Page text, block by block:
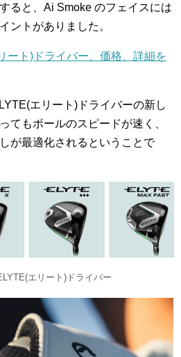
ると、Ai Smoke のフェイスには
ントがありました。
ート)ドライバー、価格、詳細を
エリート)ドライバーの新し
てもボールのスピードが速く、
が最適化されるということで
エリート)ドライバー